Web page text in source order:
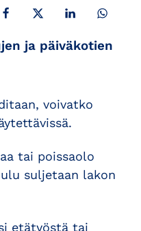
JAA FACEBOOKISSA
JAA X:SSÄ JAA LINKEDINISSÄ
ja päiväkotien
voivatko
tai poissaolo
suljetaan lakon
etätyöstä tai